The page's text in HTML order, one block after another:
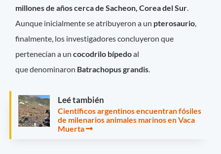
millones de años cerca de Sacheon, Corea del Sur
Aunque inicialmente se atribuyeron a un pterosaurio
finalmente, los investigadores concluyeron que
pertenecían a uncocodrilo bípedoal
que denominaron Batrachopus grandis
Leé también
Científicos argentinos encuentran fósiles
de milenarios animales marinos en Vaca
Muerta